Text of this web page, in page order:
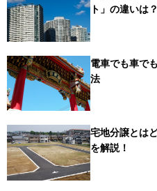
ト」の違いは
電車でも車で
法
宅地分譲とは
を解説！